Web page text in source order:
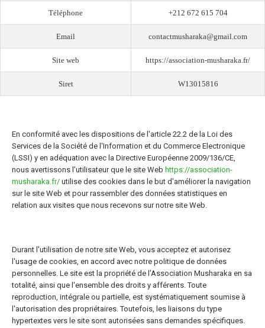
Téléphone +212 672 615 704
Email contactmusharaka@gmail.com
Site web https://association-musharaka.fr/
Siret W13015816
En conformité avec les dispositions de l'article 22.2 de la Loi des
Services de la Société de l'Information et du Commerce Electronique
(LSSI) y en adéquation avec la Directive Européenne 2009/136/CE,
nous avertissons l'utilisateur que le site Web https://association-
musharaka.fr/ utilise des cookies dans le but d'améliorer la navigation
sur le site Web et pour rassembler des données statistiques en
relation aux visites que nous recevons sur notre site Web.
Durant l'utilisation de notre site Web, vous acceptez et autorisez
l'usage de cookies, en accord avec notre politique de données
personnelles. Le site est la propriété de l’Association Musharaka en sa
totalité, ainsi que l'ensemble des droits y afférents. Toute
reproduction, intégrale ou partielle, est systématiquement soumise à
l'autorisation des propriétaires. Toutefois, les liaisons du type
hypertextes vers le site sont autorisées sans demandes spécifiques.